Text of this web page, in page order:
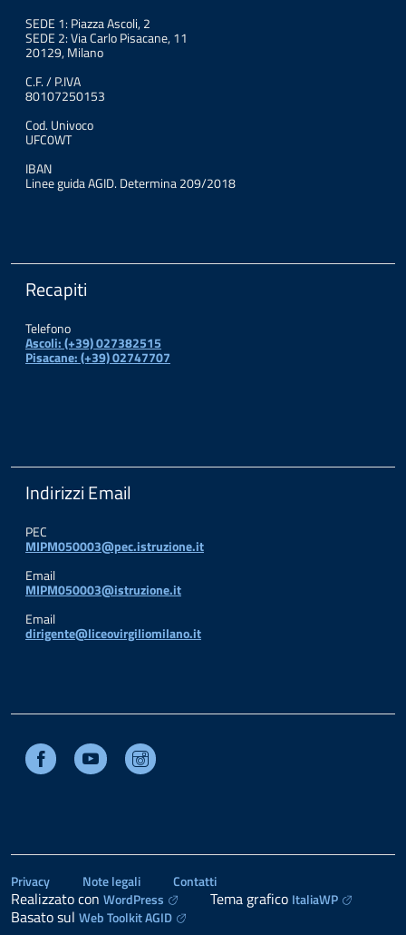
SEDE 1: Piazza Ascoli, 2
SEDE 2: Via Carlo Pisacane, 11
20129, Milano
C.F. / P.IVA
80107250153
Cod. Univoco
UFC0WT
IBAN
Linee guida AGID. Determina 209/2018
Recapiti
Telefono
Ascoli: (+39) 027382515
Pisacane: (+39) 02747707
Indirizzi Email
PEC
MIPM050003@pec.istruzione.it
Email
MIPM050003@istruzione.it
Email
dirigente@liceovirgiliomilano.it
Facebook Youtube
Privacy Note legali Contatti
Realizzato con WordPress Tema grafico ItaliaWP
Basato sul Web Toolkit AGID